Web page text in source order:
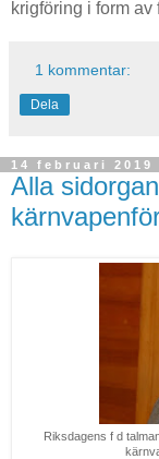
krigföring i form av
1 kommentar:
Dela
14 februari 2019
Alla